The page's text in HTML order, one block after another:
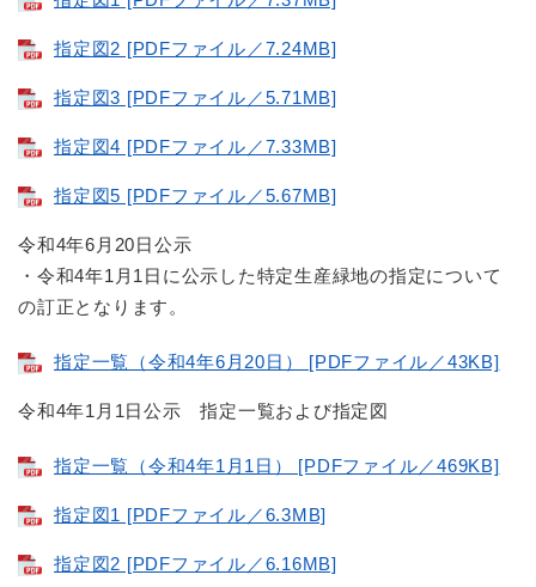
指定図2 [PDFファイル／7.24MB]
指定図3 [PDFファイル／5.71MB]
指定図4 [PDFファイル／7.33MB]
指定図5 [PDFファイル／5.67MB]
令和4年6月20日公示
・令和4年1月1日に公示した特定生産緑地の指定について
の訂正となります。
指定一覧（令和4年6月20日） [PDFファイル／43KB]
令和4年1月1日公示 指定一覧および指定図
指定一覧（令和4年1月1日） [PDFファイル／469KB]
指定図1 [PDFファイル／6.3MB]
指定図2 [PDFファイル／6.16MB]